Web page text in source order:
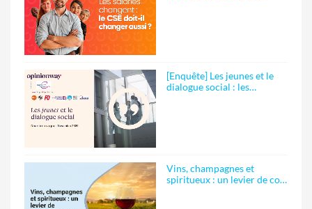
[Enquête] Les jeunes et le
dialogue social : les…
Vins, champagnes et
spiritueux : un levier de co…